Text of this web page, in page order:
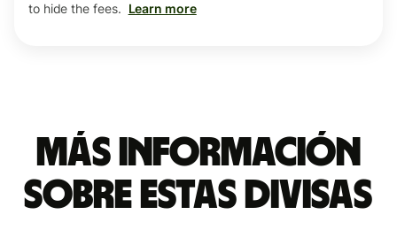
to hide the fees. Learn more
Más información
sobre estas divisas